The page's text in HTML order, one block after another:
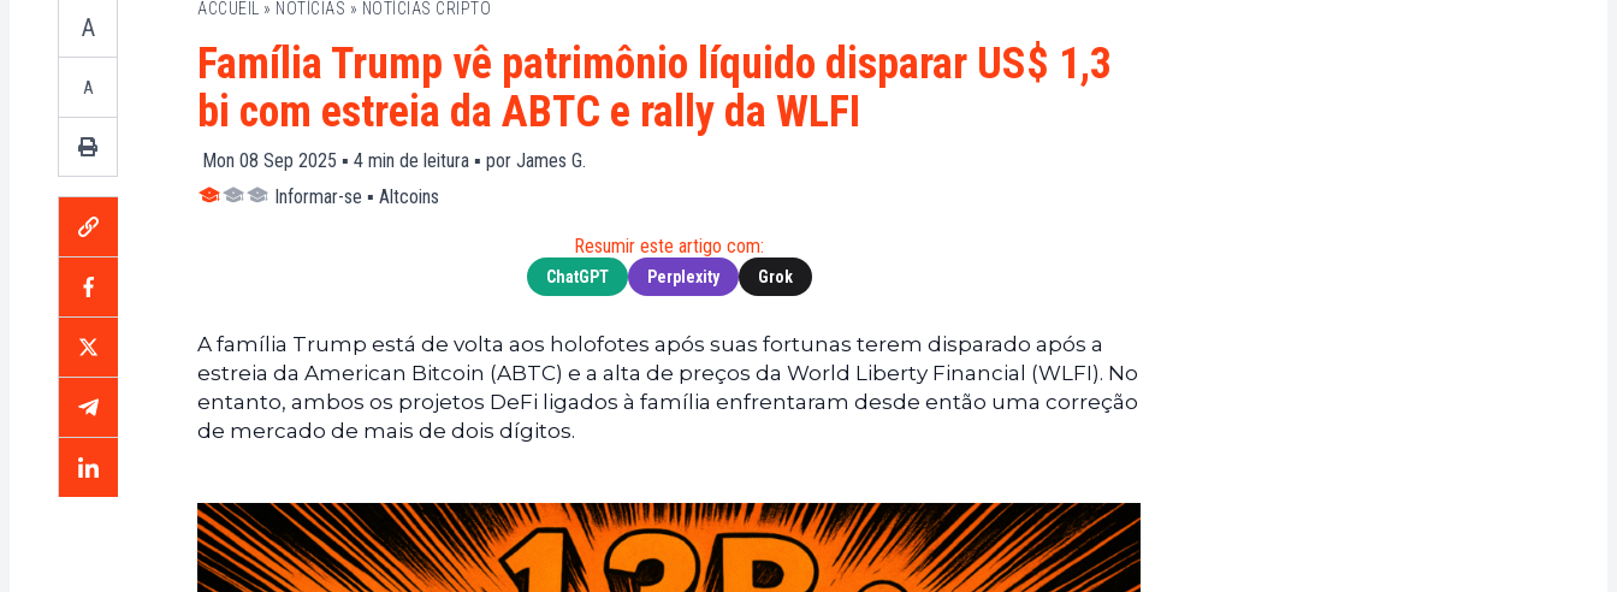
Notícias
Web3
Notícias
XRP
(XRP)
A
A
ACCUEIL » NOTÍCIAS » NOTÍCIAS CRIPTO
Família Trump vê patrimônio líquido disparar US$ 1,3
bi com estreia da ABTC e rally da WLFI
Mon 08 Sep 2025 ▪ 4 min de leitura ▪ por James G.
Informar-se ▪ Altcoins
Resumir este artigo com:
ChatGPT Perplexity Grok
A família Trump está de volta aos holofotes após suas fortunas terem disparado após a
estreia da American Bitcoin (ABTC) e a alta de preços da World Liberty Financial (WLFI). No
entanto, ambos os projetos DeFi ligados à família enfrentaram desde então uma correção
de mercado de mais de dois dígitos.